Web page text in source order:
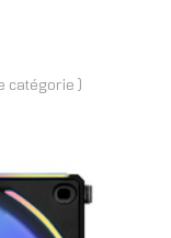
catégorie )